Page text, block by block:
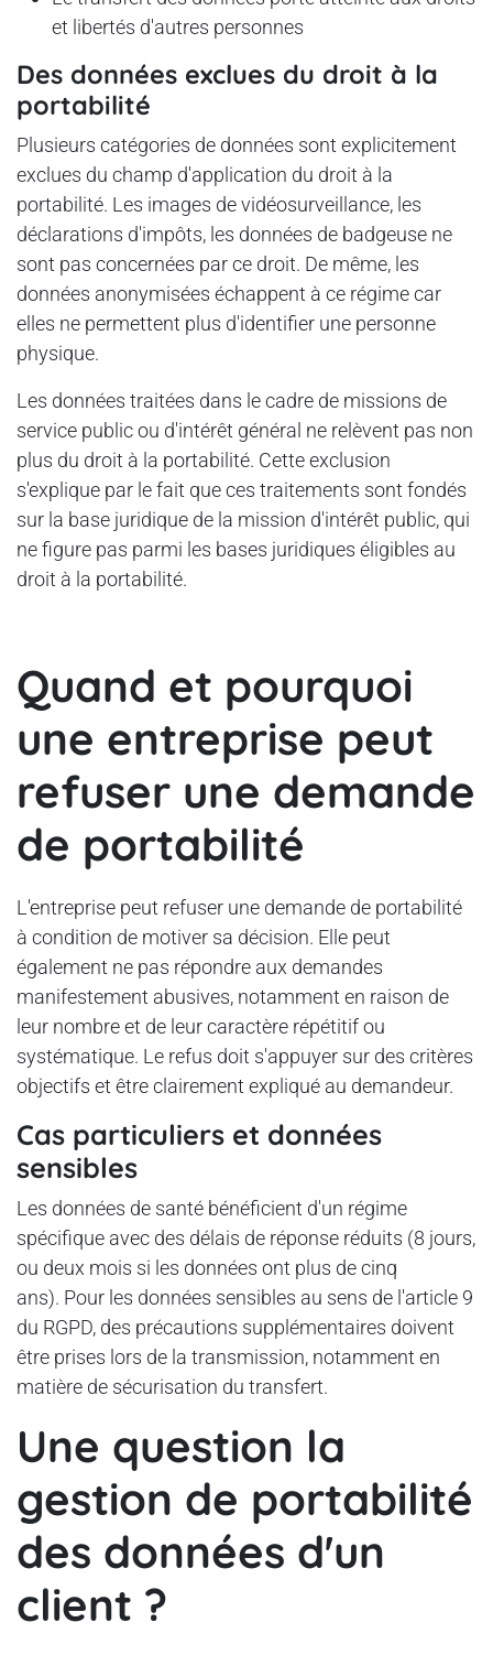
et libertés d'autres personnes
Des données exclues du droit à la
portabilité
Plusieurs catégories de données sont explicitement
exclues du champ d'application du droit à la
portabilité. Les images de vidéosurveillance, les
déclarations d'impôts, les données de badgeuse ne
sont pas concernées par ce droit. De même, les
données anonymisées échappent à ce régime car
elles ne permettent plus d'identifier une personne
physique.
Les données traitées dans le cadre de missions de
service public ou d'intérêt général ne relèvent pas non
plus du droit à la portabilité. Cette exclusion
s'explique par le fait que ces traitements sont fondés
sur la base juridique de la mission d'intérêt public, qui
ne figure pas parmi les bases juridiques éligibles au
droit à la portabilité.
Quand et pourquoi
une entreprise peut
refuser une demande
de portabilité
L'entreprise peut refuser une demande de portabilité
à condition de motiver sa décision. Elle peut
également ne pas répondre aux demandes
manifestement abusives, notamment en raison de
leur nombre et de leur caractère répétitif ou
systématique. Le refus doit s'appuyer sur des critères
objectifs et être clairement expliqué au demandeur.
Cas particuliers et données
sensibles
Les données de santé bénéficient d'un régime
spécifique avec des délais de réponse réduits (8 jours,
ou deux mois si les données ont plus de cinq
ans). Pour les données sensibles au sens de l'article 9
du RGPD, des précautions supplémentaires doivent
être prises lors de la transmission, notamment en
matière de sécurisation du transfert.
Une question la
gestion de portabilité
des données d'un
client ?